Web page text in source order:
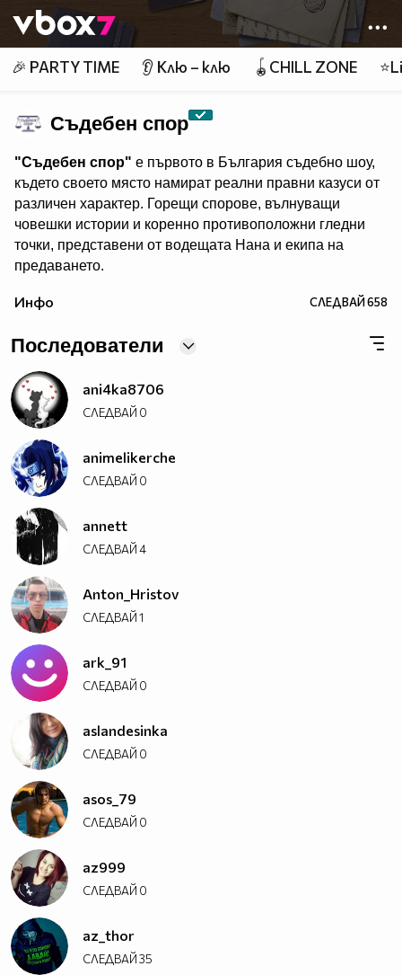
👾
🎉 PARTY TIME 👂 Клю – клю 🪀CHILL ZONE
Съдебен спор
"Съдебен спор" е първото в България съдебно шоу,
където своето място намират реални правни казуси от
различен характер. Горещи спорове, вълнуващи
човешки истории и коренно противоположни гледни
точки, представени от водещата Нана и екипа на
предаването.
Eпизодите на предаването може да гледате и в
Инфо СЛЕДВАЙ658
Последователи
ani4ka8706
СЛЕДВАЙ 0
animelikerche
СЛЕДВАЙ 0
annett
СЛЕДВАЙ4
Anton_Hristov
СЛЕДВАЙ1
ark_91
СЛЕДВАЙ 0
aslandesinka
СЛЕДВАЙ 0
asos_79
СЛЕДВАЙ 0
az999
СЛЕДВАЙ 0
az_thor
СЛЕДВАЙ35